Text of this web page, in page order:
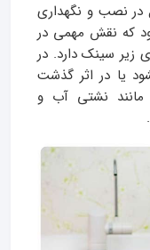
در نصب و نگهداری
که نقش مهمی در
زیر سینک دارد. در
یا در اثر گذشت
مانند نشتی آب و